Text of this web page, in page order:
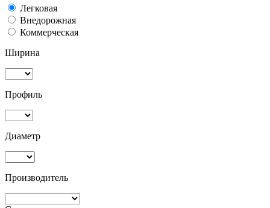
Легковая
Внедорожная
Коммерческая
Ширина
Профиль
Диаметр
Производитель